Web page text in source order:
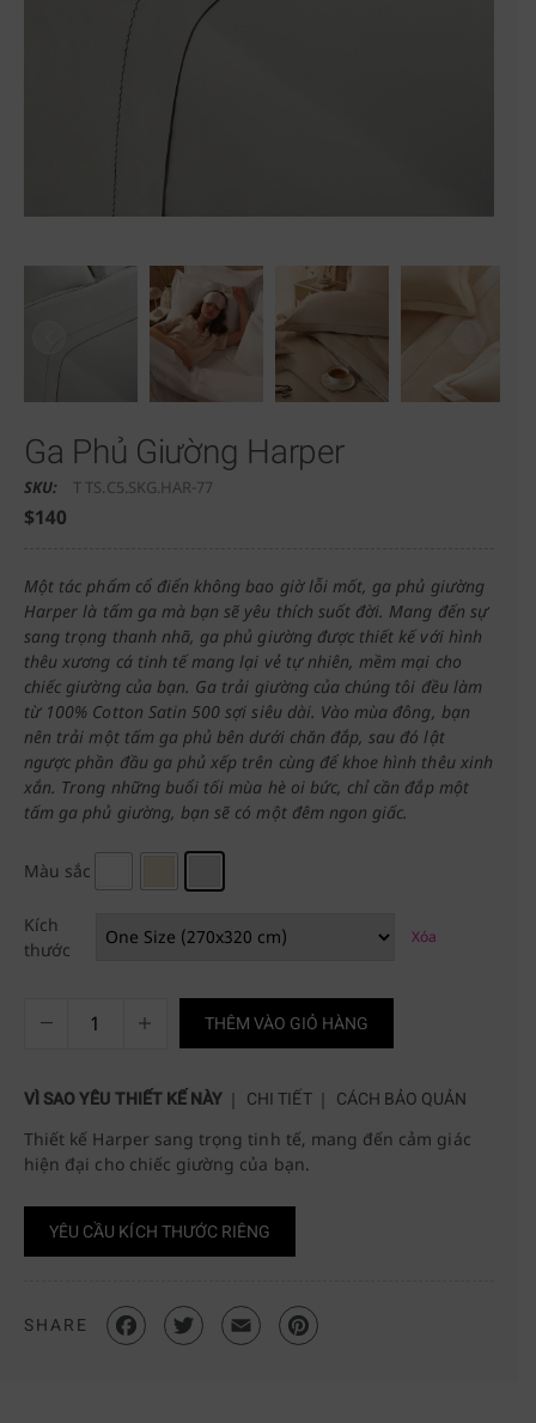
Ga Phủ Giường Harper
SKU: T TS.C5.SKG.HAR-77
$140
Một tác phẩm cổ điển không bao giờ lỗi mốt, ga phủ giường
Harper là tấm ga mà bạn sẽ yêu thích suốt đời. Mang đến sự
sang trọng thanh nhã, ga phủ giường được thiết kế với hình
thêu xương cá tinh tế mang lại vẻ tự nhiên, mềm mại cho
chiếc giường của bạn. Ga trải giường của chúng tôi đều làm
từ 100% Cotton Satin 500 sợi siêu dài. Vào mùa đông, bạn
nên trải một tấm ga phủ bên dưới chăn đắp, sau đó lật
ngược phần đầu ga phủ xếp trên cùng để khoe hình thêu xinh
xắn. Trong những buổi tối mùa hè oi bức, chỉ cần đắp một
tấm ga phủ giường, bạn sẽ có một đêm ngon giấc.
Màu sắc
Kích
thước
Xóa
THÊM VÀO GIỎ HÀNG
VÌ SAO YÊU THIẾT KẾ NÀY CHI TIẾT CÁCH BẢO QUẢN
Thiết kế Harper sang trọng tinh tế, mang đến cảm giác
hiện đại cho chiếc giường của bạn.
YÊU CẦU KÍCH THƯỚC RIÊNG
SHARE